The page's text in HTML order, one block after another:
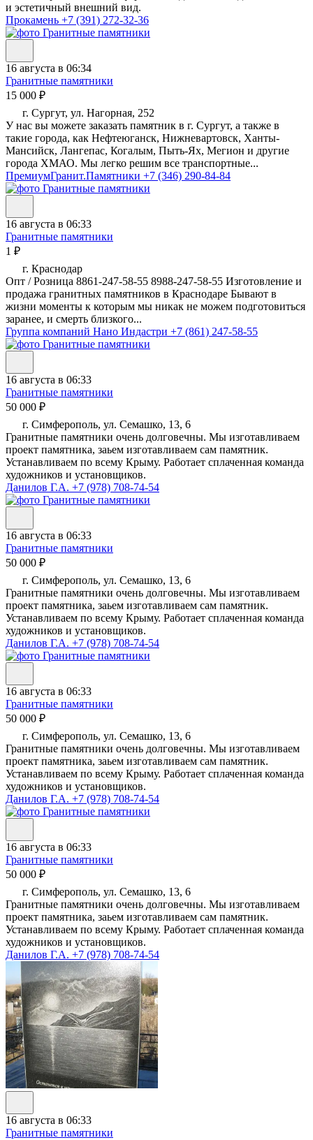
и эстетичный внешний вид.
Прокамень +7 (391) 272-32-36
16 августа в 06:34
Гранитные памятники
15 000 ₽
г. Сургут, ул. Нагорная, 252
У нас вы можете заказать памятник в г. Сургут, а также в
такие города, как Нефтеюганск, Нижневартовск, Ханты-
Мансийск, Лангепас, Когалым, Пыть-Ях, Мегион и другие
города ХМАО. Мы легко решим все транспортные...
ПремиумГранит.Памятники +7 (346) 290-84-84
16 августа в 06:33
Гранитные памятники
1 ₽
г. Краснодар
Опт / Розница 8861-247-58-55 8988-247-58-55 Изготовление и
продажа гранитных памятников в Краснодаре Бывают в
жизни моменты к которым мы никак не можем подготовиться
заранее, и смерть близкого...
Группа компаний Нано Индастри +7 (861) 247-58-55
16 августа в 06:33
Гранитные памятники
50 000 ₽
г. Симферополь, ул. Семашко, 13, 6
Гранитные памятники очень долговечны. Мы изготавливаем
проект памятника, заьем изготавливаем сам памятник.
Устанавливаем по всему Крыму. Работает сплаченная команда
художников и установщиков.
Данилов Г.А. +7 (978) 708-74-54
16 августа в 06:33
Гранитные памятники
50 000 ₽
г. Симферополь, ул. Семашко, 13, 6
Гранитные памятники очень долговечны. Мы изготавливаем
проект памятника, заьем изготавливаем сам памятник.
Устанавливаем по всему Крыму. Работает сплаченная команда
художников и установщиков.
Данилов Г.А. +7 (978) 708-74-54
16 августа в 06:33
Гранитные памятники
50 000 ₽
г. Симферополь, ул. Семашко, 13, 6
Гранитные памятники очень долговечны. Мы изготавливаем
проект памятника, заьем изготавливаем сам памятник.
Устанавливаем по всему Крыму. Работает сплаченная команда
художников и установщиков.
Данилов Г.А. +7 (978) 708-74-54
16 августа в 06:33
Гранитные памятники
50 000 ₽
г. Симферополь, ул. Семашко, 13, 6
Гранитные памятники очень долговечны. Мы изготавливаем
проект памятника, заьем изготавливаем сам памятник.
Устанавливаем по всему Крыму. Работает сплаченная команда
художников и установщиков.
Данилов Г.А. +7 (978) 708-74-54
16 августа в 06:33
Гранитные памятники